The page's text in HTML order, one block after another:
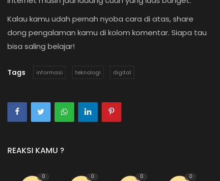
Kalau kamu udah pernah nyoba cara di atas, share
dong pengalaman kamu di kolom komentar. Siapa tau
bisa saling belajar!
Tags informasi teknologi digital
REAKSI KAMU ?
0 0 0 0